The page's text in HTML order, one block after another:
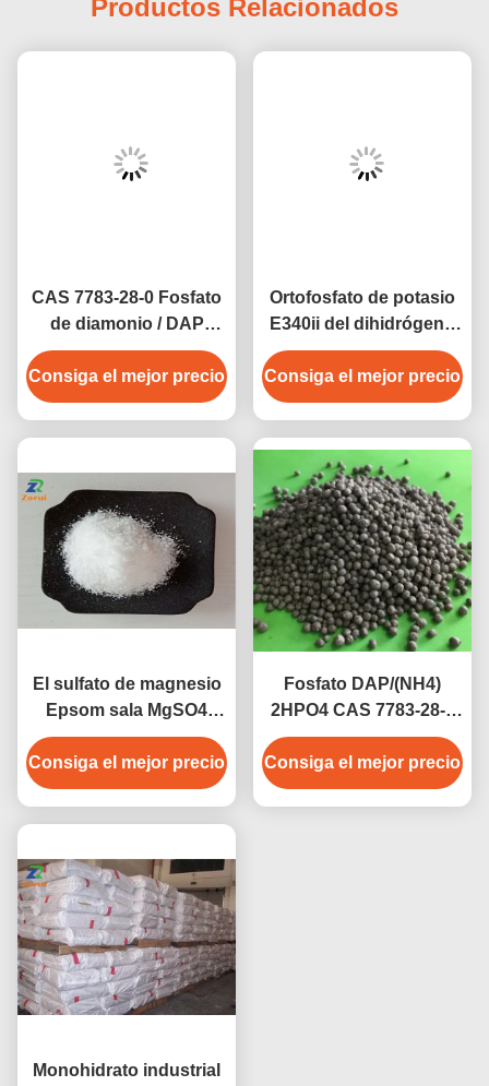
Productos Relacionados
CAS 7783-28-0 Fosfato
de diamonio / DAP
Granulado de
fertilizante marrón NPK
18-46-0 21-53-0
Consiga el mejor precio
Ortofosfato de potasio
E340ii del dihidrógeno
fosfato de potasio de
CAS 7778-77-0 KH2PO4
Consiga el mejor precio
El sulfato de magnesio
Epsom sala MgSO4
CAS 7487-88-9
Consiga el mejor precio
Fosfato DAP/(NH4)
2HPO4 CAS 7783-28-0
del diamonio
Consiga el mejor precio
Monohidrato industrial